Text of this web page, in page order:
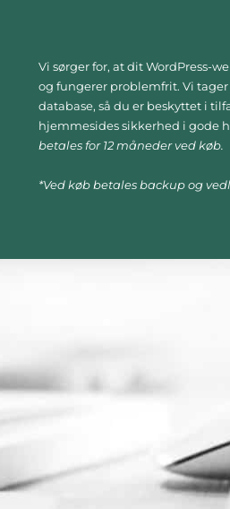
Vi sørger for, at dit WordPress-
og fungerer problemfrit. Vi
database, så du er beskyttet i
hjemmesides sikkerhed i gode
betales for 12 måneder ved køb.
*Ved køb betales backup og